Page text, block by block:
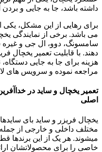
داشته باشد، جا به جایی و
برای رهایی از این مشکل، یکی
می باشد. برخی از نمایندگی
سامسونگ، دوو، ال جی و
دهند. با قابلیت تعمیر
هزینه برای جا به جایی
مراجعه نموده و سرویس های
تعمیر یخچال و ساید در
اصلی
یخچال فریزر و ساید بای
مختلف داخلی و خارجی از جمله
میشوند. هر یک از این برندها
خاصی را برای محصولاتشان